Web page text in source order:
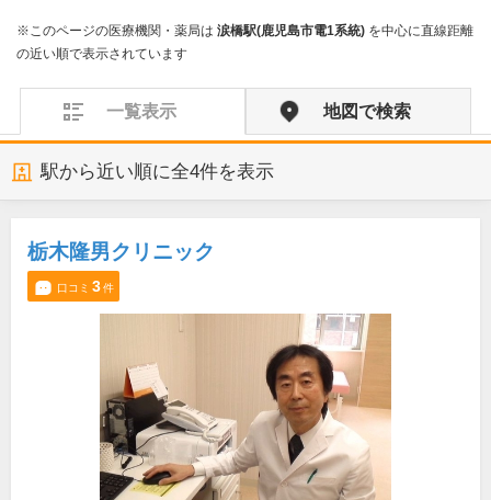
※このページの医療機関・薬局は 涙橋駅(鹿児島市電1系統) を中心に直線距離
の近い順で表示されています
一覧表示 地図で検索
駅から近い順に全4件を表示
栃木隆男クリニック
口コミ 3件